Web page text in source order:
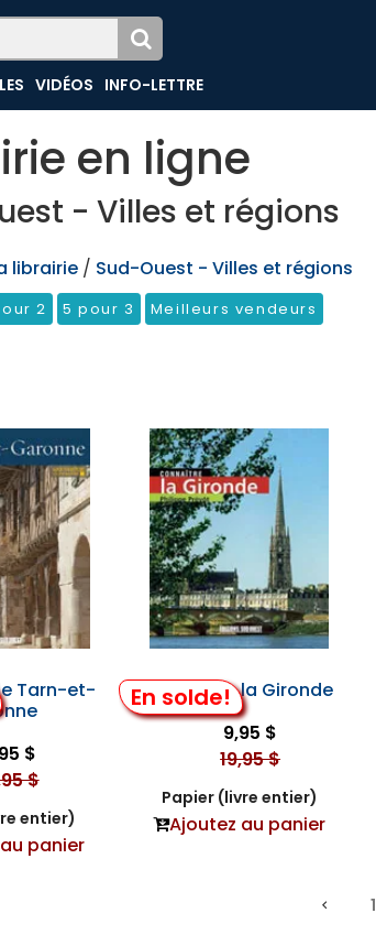
VIDÉOS INFO-LETTRE
en ligne
- Villes et régions
librairie / Sud-Ouest - Villes et régions
2 5 pour 3 Meilleurs vendeurs
Tarn-et-
$
$
entier)
panier
En solde!
Connaître la Gironde
9,95 $
19,95 $
Papier (livre entier)
Ajoutez au panier
1